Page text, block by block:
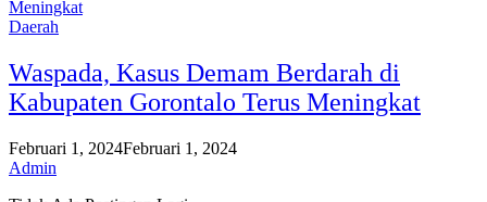
Daerah
Waspada, Kasus Demam Berdarah di
Kabupaten Gorontalo Terus Meningkat
Februari 1, 2024Februari 1, 2024
Admin